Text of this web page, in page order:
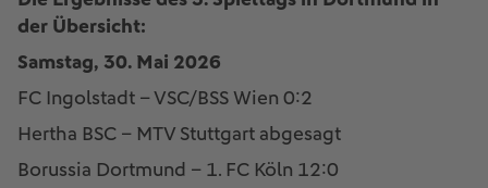
der Übersicht:
Samstag, 30. Mai 2026
FC Ingolstadt – VSC/BSS Wien 0:2
Hertha BSC – MTV Stuttgart abgesagt
Borussia Dortmund – 1. FC Köln 12:0